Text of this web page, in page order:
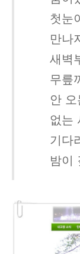
첫눈
만나
새벽
무릎
안
없는
기다
밤이